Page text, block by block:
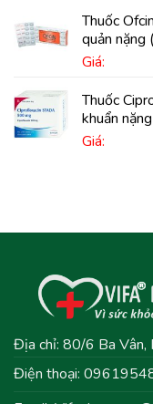
Thuốc
quản nặng
Giá:
Thuốc
khuẩn
Giá:
Địa chỉ: 80/6 Ba Vân,
Điện thoại: